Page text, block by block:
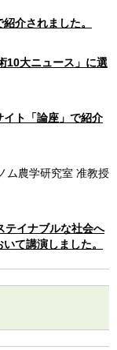
介されました。
10大ニュース」に選
イト「論座」で紹介
ム農学研究室 准教授
テイナブルな社会へ
て講演しました。